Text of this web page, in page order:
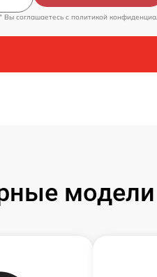
Вы соглашаетесь c политикой
модели